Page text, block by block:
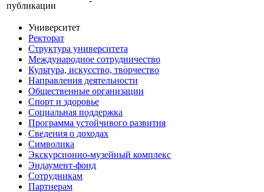
публикации
Университет
Ректорат
Структура университета
Международное сотрудничество
Культура, искусство, творчество
Направления деятельности
Общественные организации
Спорт и здоровье
Социальная поддержка
Программа устойчивого развития
Сведения о доходах
Символика
Экскурсионно-музейный комплекс
Эндаумент-фонд
Сотрудникам
Партнерам